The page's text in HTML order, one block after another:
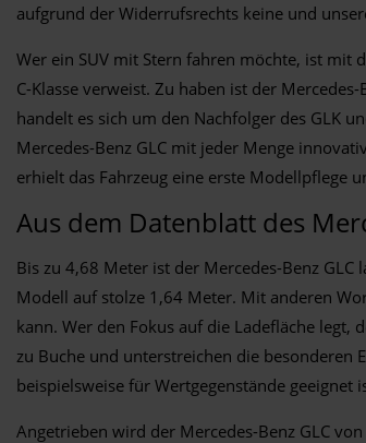
aufgrund der Widerrufsrechts keine und
Wer ein SUV mit Stern fahren möchte, ist mit
C-Klasse verweist. Zu haben ist der
handelt es sich um den Nachfolger des GLK
Mercedes-Benz GLC mit jeder Menge
erhielt das Fahrzeug eine erste Modellpflege
Aus dem Datenblatt des
Bis zu 4,68 Meter ist der Mercedes-Benz
Modell auf stolze 1,64 Meter. Mit anderen
kann. Wer den Fokus auf die Ladefläche
zu Buche und unterstreichen die besonderen
beispielsweise für Wertgegenstände
Angetrieben wird der Mercedes-Benz GLC